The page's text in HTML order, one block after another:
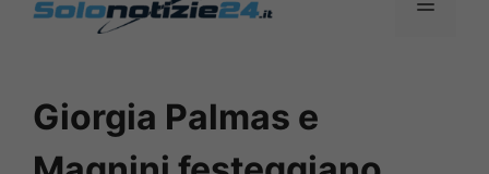
Giorgia Palmas e